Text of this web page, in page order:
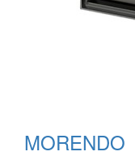
MORENDO